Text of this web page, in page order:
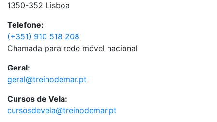
1350-352 Lisboa
Telefone:
(+351) 910 518 208
Chamada para rede móvel nacional
Geral:
geral@treinodemar.pt
Cursos de Vela:
cursosdevela@treinodemar.pt